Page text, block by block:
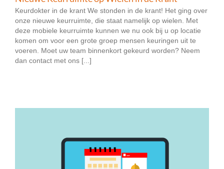
Keurdokter in de krant We stonden in de krant! Het ging over
onze nieuwe keurruimte, die staat namelijk op wielen. Met
deze mobiele keurruimte kunnen we nu ook bij u op locatie
komen om voor een grote groep mensen keuringen uit te
voeren. Moet uw team binnenkort gekeurd worden? Neem
dan contact met ons [...]